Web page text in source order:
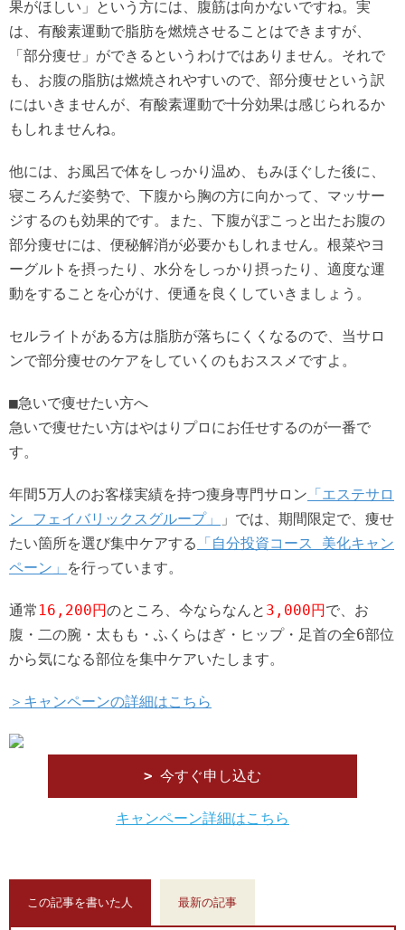
果がほしい」という方には、腹筋は向かないですね。実
は、有酸素運動で脂肪を燃焼させることはできますが、
「部分痩せ」ができるというわけではありません。それで
も、お腹の脂肪は燃焼されやすいので、部分痩せという訳
にはいきませんが、有酸素運動で十分効果は感じられるか
もしれませんね。
他には、お風呂で体をしっかり温め、もみほぐした後に、
寝ころんだ姿勢で、下腹から胸の方に向かって、マッサー
ジするのも効果的です。また、下腹がぽこっと出たお腹の
部分痩せには、便秘解消が必要かもしれません。根菜やヨ
ーグルトを摂ったり、水分をしっかり摂ったり、適度な運
動をすることを心がけ、便通を良くしていきましょう。
セルライトがある方は脂肪が落ちにくくなるので、当サロ
ンで部分痩せのケアをしていくのもおススメですよ。
■急いで痩せたい方へ
急いで痩せたい方はやはりプロにお任せするのが一番で
す。
年間5万人のお客様実績を持つ痩身専門サロン 「エステサロ
ン フェイバリックスグループ」
」では、期間限定で、痩せ
たい箇所を選び集中ケアする 「自分投資コース 美化キャン
ペーン」 を行っています。
通常 16,200円のところ、今ならなんと 3,000円で、お
腹・二の腕・太もも・ふくらはぎ・ヒップ・足首の全6部位
から気になる部位を集中ケアいたします。
＞キャンペーンの詳細はこちら
今すぐ申し込む
キャンペーン詳細はこちら
この記事を書いた人 最新の記事